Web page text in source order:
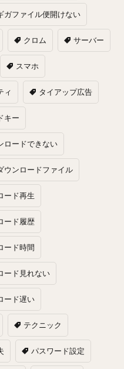
ガファイル便開けない
クロム サーバー
スマホ
ィ タイアップ広告
キー
ロードできない
ウンロードファイル
ード再生
ード履歴
ード時間
ード見れない
ード遅い
テクニック
パスワード設定